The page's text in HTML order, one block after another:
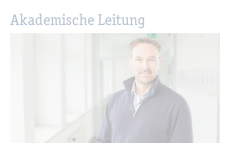
Aka­de­mi­sche Lei­tung